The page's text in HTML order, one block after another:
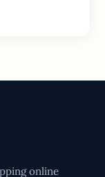
online